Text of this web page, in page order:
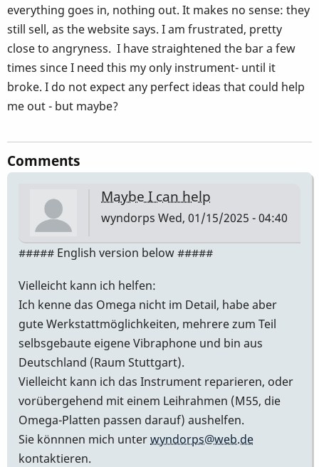
everything goes in, nothing out. It makes no sense: they
still sell, as the website says. I am frustrated, pretty
close to angryness. I have straightened the bar a few
times since I need this my only instrument- until it
broke. I do not expect any perfect ideas that could help
me out - but maybe?
Comments
Maybe I can help
wyndorps Wed, 01/15/2025 - 04:40
##### English version below #####
Vielleicht kann ich helfen:
Ich kenne das Omega nicht im Detail, habe aber
gute Werkstattmöglichkeiten, mehrere zum Teil
selbsgebaute eigene Vibraphone und bin aus
Deutschland (Raum Stuttgart).
Vielleicht kann ich das Instrument reparieren, oder
vorübergehend mit einem Leihrahmen (M55, die
Omega-Platten passen darauf) aushelfen.
Sie könnnen mich unterwyndorps@web.de
kontaktieren.